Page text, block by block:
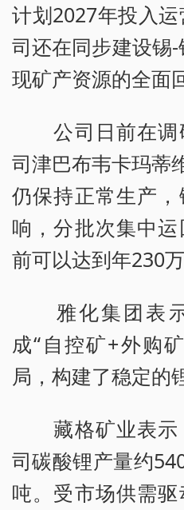
计划2027年投入
司还在同步建设锡
现矿产资源的全面
公司日前在调
司津巴布韦卡玛蒂
仍保持正常生产
响，分批次集中
前可以达到年230
雅化集团表示
成“自控矿+外购
局，构建了稳定的
藏格矿业表示
司碳酸锂产量约
吨。受市场供需